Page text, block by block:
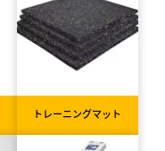
トレーニングマット